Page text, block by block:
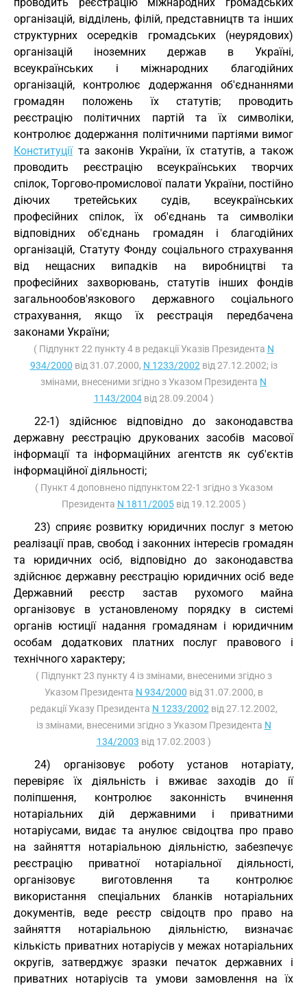
організацій, відділень, філій, представництв та інших
структурних осередків громадських (неурядових)
організацій іноземних держав в Україні,
всеукраїнських і міжнародних благодійних
організацій, контролює додержання об'єднаннями
громадян положень їх статутів; проводить
реєстрацію політичних партій та їх символіки,
контролює додержання політичними партіями вимог
Конституціїта законів України, їх статутів, а також
проводить реєстрацію всеукраїнських творчих
спілок, Торгово-промислової палати України, постійно
діючих третейських судів, всеукраїнських
професійних спілок, їх об'єднань та символіки
відповідних об'єднань громадян і благодійних
організацій, Статуту Фонду соціального страхування
від нещасних випадків на виробництві та
професійних захворювань, статутів інших фондів
загальнообов'язкового державного соціального
страхування, якщо їх реєстрація передбачена
законами України;
( Підпункт 22 пункту 4 в редакції Указів Президента N
934/2000 від 31.07.2000, N 1233/2002 від 27.12.2002; із
змінами, внесеними згідно з Указом Президента N
1143/2004від 28.09.2004 )
22-1) здійснює відповідно до законодавства
державну реєстрацію друкованих засобів масової
інформації та інформаційних агентств як суб'єктів
інформаційної діяльності;
( Пункт 4 доповнено підпунктом 22-1 згідно з Указом
Президента N 1811/2005від 19.12.2005 )
23) сприяє розвитку юридичних послуг з метою
реалізації прав, свобод і законних інтересів громадян
та юридичних осіб, відповідно до законодавства
здійснює державну реєстрацію юридичних осіб веде
Державний реєстр застав рухомого майна
організовує в установленому порядку в системі
органів юстиції надання громадянам і юридичним
особам додаткових платних послуг правового і
технічного характеру;
( Підпункт 23 пункту 4 із змінами, внесеними згідно з
Указом Президента N 934/2000 від 31.07.2000, в
редакції Указу Президента N 1233/2002 від 27.12.2002,
із змінами, внесеними згідно з Указом Президента N
134/2003 від 17.02.2003 )
24) організовує роботу установ нотаріату,
перевіряє їх діяльність і вживає заходів до ії
поліпшення, контролює законність вчинення
нотаріальних дій державними і приватними
нотаріусами, видає та анулює свідоцтва про право
на зайняття нотаріальною діяльністю, забезпечує
реєстрацію приватної нотаріальної діяльності,
організовує виготовлення та контролює
використання спеціальних бланків нотаріальних
документів, веде реєстр свідоцтв про право на
зайняття нотаріальною діяльністю, визначає
кількість приватних нотаріусів у межах нотаріальних
округів, затверджує зразки печаток державних і
приватних нотаріусів та умови замовлення на їх